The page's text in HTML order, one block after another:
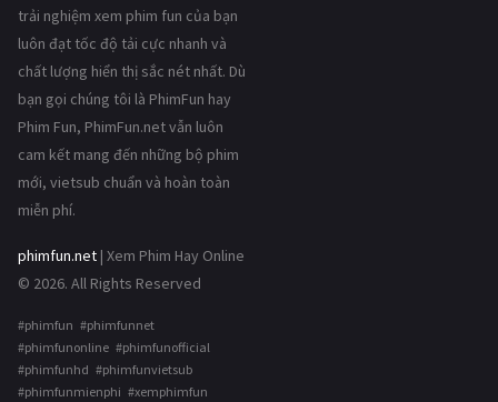
trải nghiệm xem phim fun của bạn
luôn đạt tốc độ tải cực nhanh và
chất lượng hiển thị sắc nét nhất. Dù
bạn gọi chúng tôi là PhimFun hay
Phim Fun, PhimFun.net vẫn luôn
cam kết mang đến những bộ phim
mới, vietsub chuẩn và hoàn toàn
miễn phí.
phimfun.net | Xem Phim Hay Online
© 2026. All Rights Reserved
#phimfun #phimfunnet
#phimfunonline #phimfunofficial
#phimfunhd #phimfunvietsub
#phimfunmienphi #xemphimfun